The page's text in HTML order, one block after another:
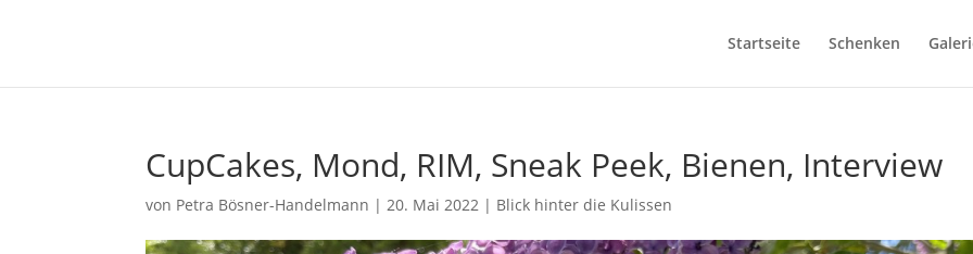
Startseite Schenken
CupCakes, Mond, RIM, Sneak Peek, Bienen, Interview
von Petra Bösner-Handelmann |20. Mai 2022 | Blick hinter die Kulissen